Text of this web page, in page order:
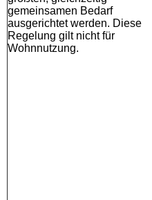
gemeinsamen Bedarf
ausgerichtet werden. Diese
Regelung gilt nicht für
Wohnnutzung.